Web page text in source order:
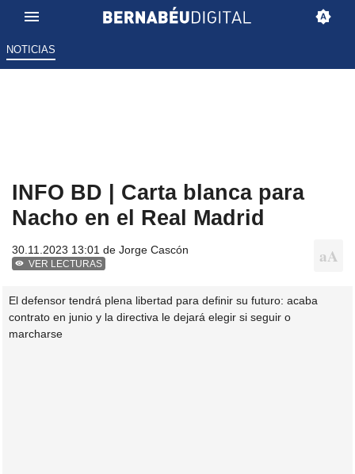
NOTICIAS
INFO BD | Carta blanca para
Nacho en el Real Madrid
30.11.2023 13:01 de Jorge Cascón
VER LECTURAS
El defensor tendrá plena libertad para definir su futuro: acaba
contrato en junio y la directiva le dejará elegir si seguir o
marcharse